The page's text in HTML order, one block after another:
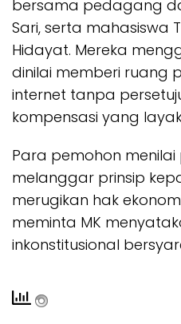
bersama pedagang
Sari, serta mahasiswa
Hidayat. Mereka
dinilai memberi ruang
internet tanpa
kompensasi yang
Para pemohon
melanggar prinsip
merugikan hak
meminta MK
inkonstitusional